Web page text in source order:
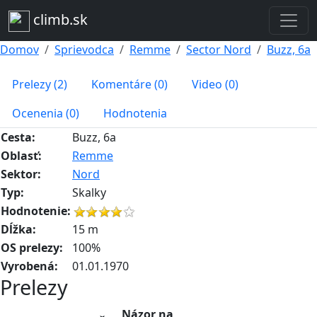
climb.sk
Domov Sprievodca Remme Sector Nord Buzz, 6a
Prelezy (2) Komentáre (0)
Video (0)
Ocenenia (0)
Hodnotenia
Cesta:
Buzz, 6a
Oblasť:
Remme
Sektor:
Nord
Typ:
Skalky
Hodnotenie:
Dĺžka:
15 m
OS prelezy:
100%
Vyrobená:
01.01.1970
Prelezy